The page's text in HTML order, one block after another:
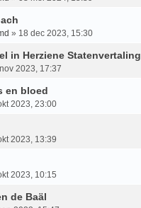
» 18 dec 2023, 15:30
in Herziene Statenvertaling
2023, 17:37
en bloed
2023, 23:00
2023, 13:39
2023, 10:15
de Baäl